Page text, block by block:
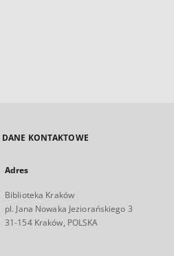
DANE KONTAKTOWE
Adres
Biblioteka Kraków
pl. Jana Nowaka Jeziorańskiego 3
31-154 Kraków, POLSKA